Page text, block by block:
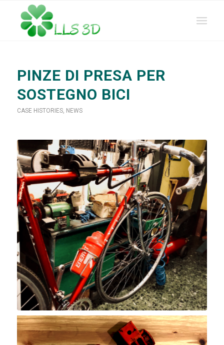
PINZE DI PRESA PER
SOSTEGNO BICI
CASE HISTORIES, NEWS